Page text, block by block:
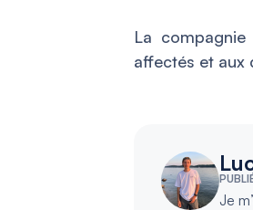
La
affectés et aux
Je